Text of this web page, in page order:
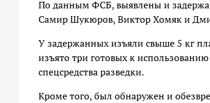
По данным ФСБ, выявлены и
Самир Шукюров, Виктор Хомяк и
У задержанных изъяли свыше 5 кг
изъято три готовых к
спецсредства разведки.
Кроме того, был обнаружен и